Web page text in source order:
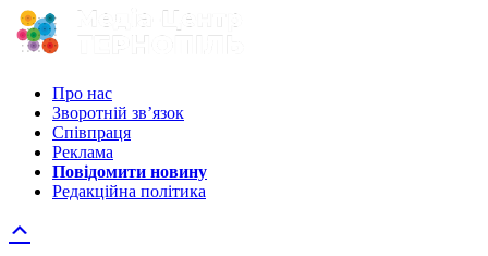
Про нас
Зворотній зв’язок
Співпраця
Реклама
Повідомити новину
Редакційна політика